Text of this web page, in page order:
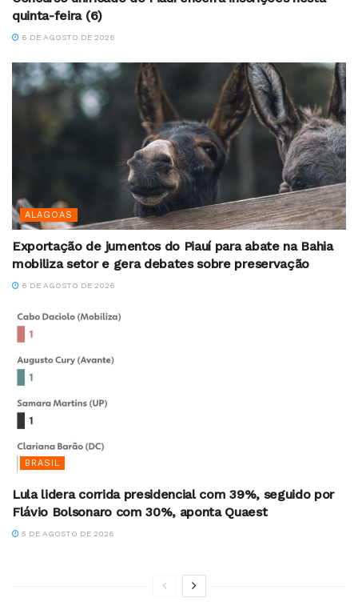
quinta-feira (6)
6 DE AGOSTO DE 2026
ALAGOAS
Exportação de jumentos do Piauí para abate na Bahia
mobiliza setor e gera debates sobre preservação
6 DE AGOSTO DE 2026
BRASIL
Lula lidera corrida presidencial com 39%, seguido por
Flávio Bolsonaro com 30%, aponta Quaest
5 DE AGOSTO DE 2026